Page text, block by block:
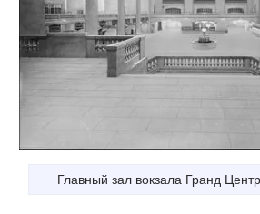
Главный зал вокзала Гранд